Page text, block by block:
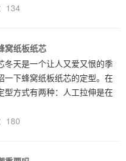
134
窝纸板纸芯
冬天是一个让人又爱又恨的季
一下蜂窝纸板纸芯的定型。在
型方式有两种：人工拉伸是在
180